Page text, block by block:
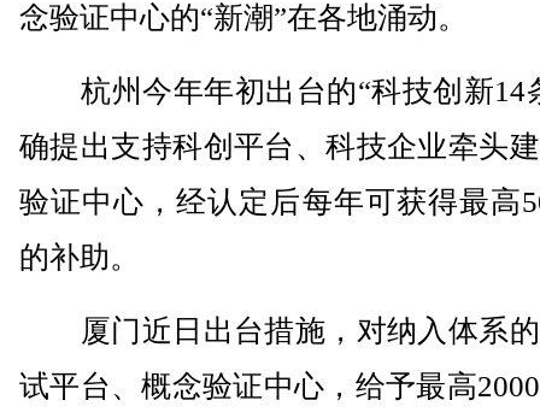
念验证中心的“新潮”在各地涌动。
杭州今年年初出台的“科技创新14
确提出支持科创平台、科技企业牵头
验证中心，经认定后每年可获得最高
的补助。
厦门近日出台措施，对纳入体系
试平台、概念验证中心，给予最高